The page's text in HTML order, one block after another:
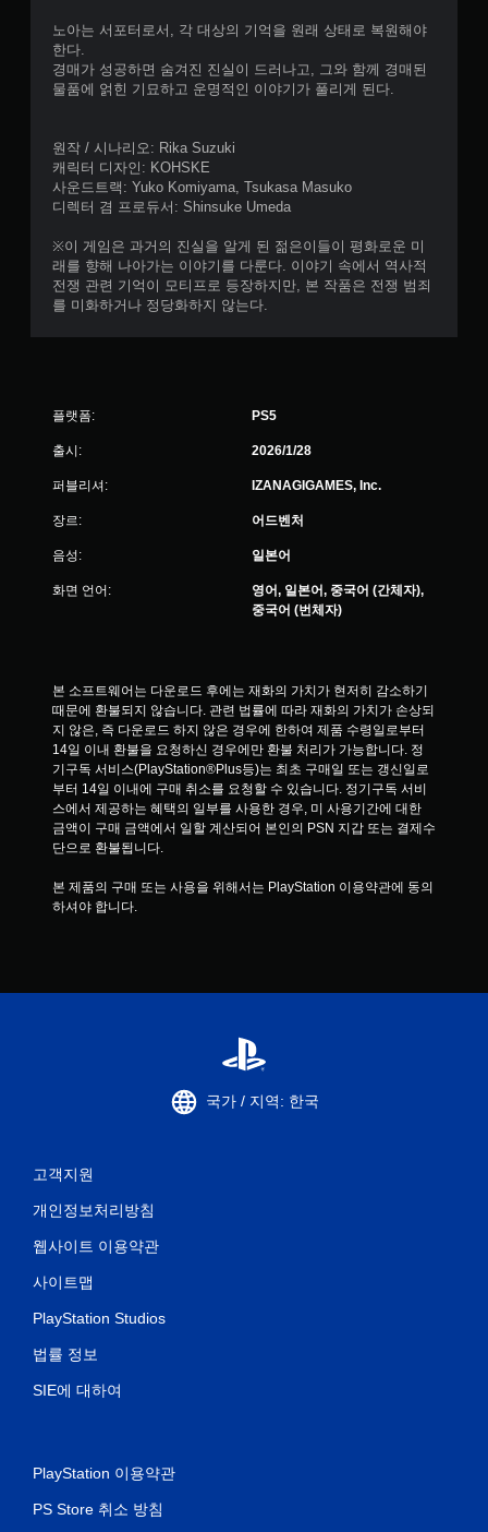
이
능
거
에
적
응
저
항
기
능
켜
노아는 서포터로서, 각 대상의 기억을 원래 상태로 복원해야
한다.
경매가 성공하면 숨겨진 진실이 드러나고, 그와 함께 경매된
물품에 얽힌 기묘하고 운명적인 이야기가 풀리게 된다.
원작 / 시나리오: Rika Suzuki
캐릭터 디자인: KOHSKE
사운드트랙: Yuko Komiyama, Tsukasa Masuko
디렉터 겸 프로듀서: Shinsuke Umeda
※이 게임은 과거의 진실을 알게 된 젊은이들이 평화로운 미
래를 향해 나아가는 이야기를 다룬다. 이야기 속에서 역사적
전쟁 관련 기억이 모티프로 등장하지만, 본 작품은 전쟁 범죄
를 미화하거나 정당화하지 않는다.
플랫폼: PS5
출시: 2026/1/28
퍼블리셔: IZANAGIGAMES, Inc.
장르: 어드벤처
음성: 일본어
화면 언어:
영어, 일본어, 중국어 (간체자),
중국어 (번체자)
본 소프트웨어는 다운로드 후에는 재화의 가치가 현저히 감소하기
때문에 환불되지 않습니다. 관련 법률에 따라 재화의 가치가 손상되
지 않은, 즉 다운로드 하지 않은 경우에 한하여 제품 수령일로부터
14일 이내 환불을 요청하신 경우에만 환불 처리가 가능합니다. 정
기구독 서비스(PlayStation®Plus등)는 최초 구매일 또는 갱신일로
부터 14일 이내에 구매 취소를 요청할 수 있습니다. 정기구독 서비
스에서 제공하는 혜택의 일부를 사용한 경우, 미 사용기간에 대한
금액이 구매 금액에서 일할 계산되어 본인의 PSN 지갑 또는 결제수
단으로 환불됩니다.
본 제품의 구매 또는 사용을 위해서는 PlayStation 이용약관에 동의
하셔야 합니다.
국가 / 지역: 한국
고객지원
개인정보처리방침
웹사이트 이용약관
사이트맵
PlayStation Studios
법률 정보
SIE에 대하여
PlayStation 이용약관
PS Store 취소 방침